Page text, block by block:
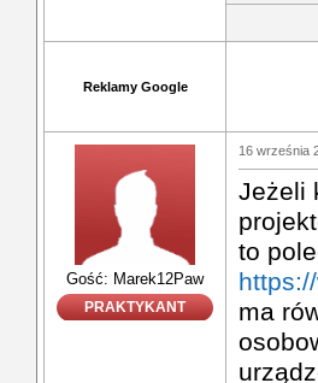
Reklamy Google
Gość: Marek12Paw
PRAKTYKANT
16 września
Jeżeli
to
ma